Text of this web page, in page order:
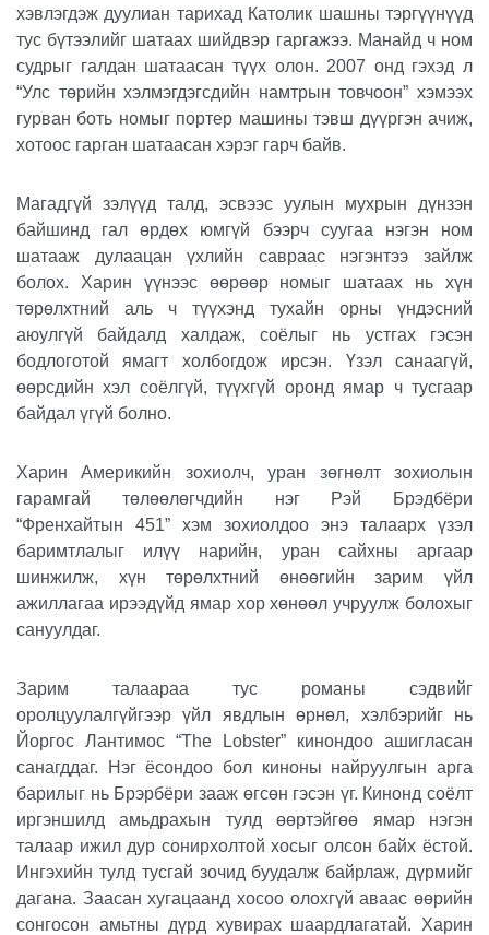
хэвлэгдэж дуулиан тарихад Католик шашны тэргүүнүүд
тус бүтээлийг шатаах шийдвэр гаргажээ. Манайд ч ном
судрыг галдан шатаасан түүх олон. 2007 онд гэхэд л
“Улс төрийн хэлмэгдэгсдийн намтрын товчоон” хэмээх
гурван боть номыг портер машины тэвш дүүргэн ачиж,
хотоос гарган шатаасан хэрэг гарч байв.
Магадгүй зэлүүд талд, эсвээс уулын мухрын дүнзэн
байшинд гал өрдөх юмгүй бээрч суугаа нэгэн ном
шатааж дулаацан үхлийн савраас нэгэнтээ зайлж
болох. Харин үүнээс өөрөөр номыг шатаах нь хүн
төрөлхтний аль ч түүхэнд тухайн орны үндэсний
аюулгүй байдалд халдаж, соёлыг нь устгах гэсэн
бодлоготой ямагт холбогдож ирсэн. Үзэл санаагүй,
өөрсдийн хэл соёлгүй, түүхгүй оронд ямар ч тусгаар
байдал үгүй болно.
Харин Америкийн зохиолч, уран зөгнөлт зохиолын
гарамгай төлөөлөгчдийн нэг Рэй Брэдбёри
“Френхайтын 451” хэм зохиолдоо энэ талаарх үзэл
баримтлалыг илүү нарийн, уран сайхны аргаар
шинжилж, хүн төрөлхтний өнөөгийн зарим үйл
ажиллагаа ирээдүйд ямар хор хөнөөл учруулж болохыг
сануулдаг.
Зарим талаараа тус романы сэдвийг
оролцуулалгүйгээр үйл явдлын өрнөл, хэлбэрийг нь
Йоргос Лантимос “The Lobster” кинондоо ашигласан
санагддаг. Нэг ёсондоо бол киноны найруулгын арга
барилыг нь Брэрбёри зааж өгсөн гэсэн үг. Кинонд соёлт
иргэншилд амьдрахын тулд өөртэйгөө ямар нэгэн
талаар ижил дур сонирхолтой хосыг олсон байх ёстой.
Ингэхийн тулд тусгай зочид буудалж байрлаж, дүрмийг
дагана. Заасан хугацаанд хосоо олохгүй аваас өөрийн
сонгосон амьтны дүрд хувирах шаардлагатай. Харин